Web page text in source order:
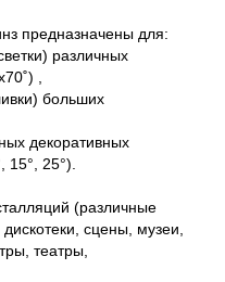
предназначены для:
различных
,
больших
декоративных
25°).
(различные
сцены, музеи,
театры,